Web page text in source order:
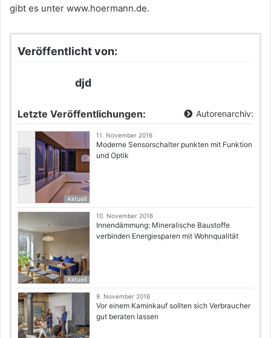
gibt es unter www.hoermann.de.
Veröffentlicht von:
djd
Letzte Veröffentlichungen: Autorenarchiv:
Aktuell
11. November 2016
Moderne Sensorschalter punkten mit Funktion
und Optik
Aktuell
10. November 2016
Innendämmung: Mineralische Baustoffe
verbinden Energiesparen mit Wohnqualität
9. November 2016
Vor einem Kaminkauf sollten sich Verbraucher
gut beraten lassen